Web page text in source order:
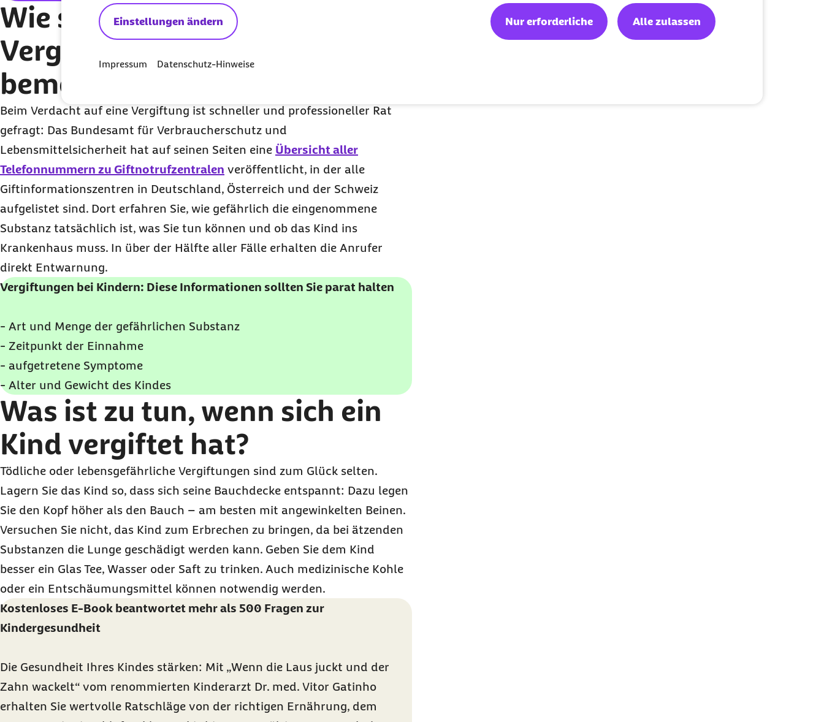
Einstellungen ändern Nur erforderliche Alle zulassen
Impressum Datenschutz-Hinweise
Wie schnell macht sich eine
Vergiftung bei Kindern
bemerkbar?
Beim Verdacht auf eine Vergiftung ist schneller und professioneller Rat
gefragt: Das Bundesamt für Verbraucherschutz und
Lebensmittelsicherheit hat auf seinen Seiten eine Übersicht aller
Telefonnummern zu Giftnotrufzentralen veröffentlicht, in der alle
Giftinformationszentren in Deutschland, Österreich und der Schweiz
aufgelistet sind. Dort erfahren Sie, wie gefährlich die eingenommene
Substanz tatsächlich ist, was Sie tun können und ob das Kind ins
Krankenhaus muss. In über der Hälfte aller Fälle erhalten die Anrufer
direkt Entwarnung.
Vergiftungen bei Kindern: Diese Informationen sollten Sie parat halten
- Art und Menge der gefährlichen Substanz
- Zeitpunkt der Einnahme
- aufgetretene Symptome
- Alter und Gewicht des Kindes
Was ist zu tun, wenn sich ein
Kind vergiftet hat?
Tödliche oder lebensgefährliche Vergiftungen sind zum Glück selten.
Lagern Sie das Kind so, dass sich seine Bauchdecke entspannt: Dazu legen
Sie den Kopf höher als den Bauch – am besten mit angewinkelten Beinen.
Versuchen Sie nicht, das Kind zum Erbrechen zu bringen, da bei ätzenden
Substanzen die Lunge geschädigt werden kann. Geben Sie dem Kind
besser ein Glas Tee, Wasser oder Saft zu trinken. Auch medizinische Kohle
oder ein Entschäumungsmittel können notwendig werden.
Kostenloses E-Book beantwortet mehr als 500 Fragen zur
Kindergesundheit
Die Gesundheit Ihres Kindes stärken: Mit „Wenn die Laus juckt und der
Zahn wackelt“ vom renommierten Kinderarzt Dr. med. Vitor Gatinho
erhalten Sie wertvolle Ratschläge von der richtigen Ernährung, dem